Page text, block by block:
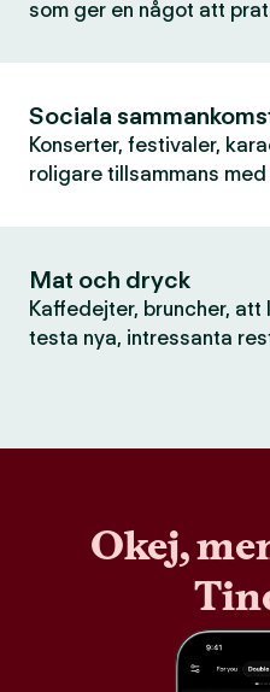
som ger en något att
Sociala
Konserter, festivaler,
roligare tillsammans
Mat och dryck
Kaffedejter, bruncher,
testa nya, intressanta
Okej,